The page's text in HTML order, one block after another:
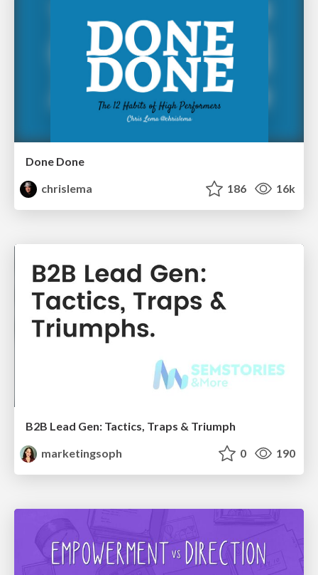
Done Done
chrislema
186 16k
B2B Lead Gen: Tactics, Traps & Triumph
marketingsoph
0 190